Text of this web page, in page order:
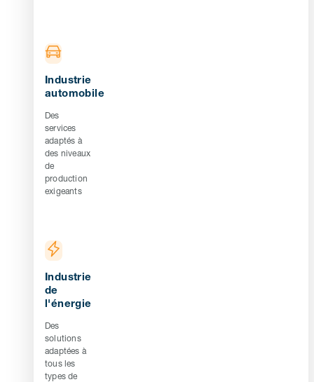
Industrie
automobile
Des
services
adaptés à
des niveaux
de
production
exigeants
Industrie
de
l'énergie
Des
solutions
adaptées à
tous les
types de